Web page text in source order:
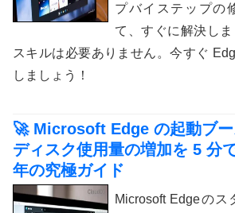
プバイステップの
て、すぐに解決し
スキルは必要ありません。今すぐ
しましょう！
🚀 Microsoft Edge の起動ブ
ディスク使用量の増加を 5 分
年の究極ガイド
Microsoft Edgeの